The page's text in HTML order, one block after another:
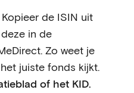
Kopieer de ISIN uit
in de
Zo weet je
juiste fonds kijkt.
of het KID.